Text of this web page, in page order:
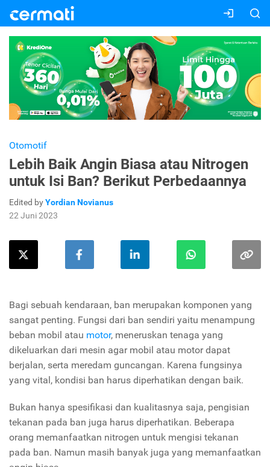
Otomotif
Lebih Baik Angin Biasa atau Nitrogen
untuk Isi Ban? Berikut Perbedaannya
Edited byYordian Novianus
22 Juni 2023
Bagi sebuah kendaraan, ban merupakan komponen yang
sangat penting. Fungsi dari ban sendiri yaitu menampung
beban mobil atau motor, meneruskan tenaga yang
dikeluarkan dari mesin agar mobil atau motor dapat
berjalan, serta meredam guncangan. Karena fungsinya
yang vital, kondisi ban harus diperhatikan dengan baik.
Bukan hanya spesifikasi dan kualitasnya saja, pengisian
tekanan pada ban juga harus diperhatikan. Beberapa
orang memanfaatkan nitrogen untuk mengisi tekanan
pada ban. Namun masih banyak juga yang memanfaatkan